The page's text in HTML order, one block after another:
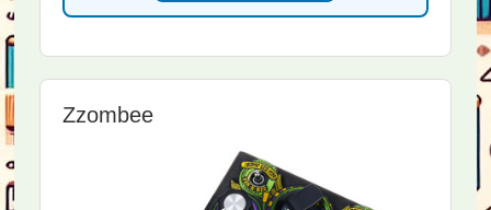
Zzombee